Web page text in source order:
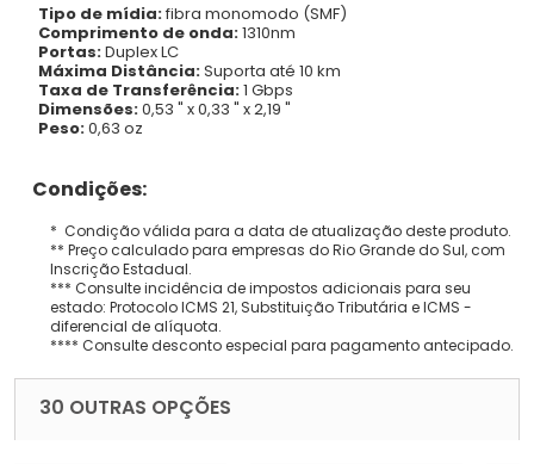
Tipo de mídia:fibra monomodo (SMF)
Comprimento de onda:1310nm
Portas:Duplex LC
Máxima Distância:Suporta até 10 km
Taxa de Transferência:1 Gbps
Dimensões:0,53 " x 0,33 " x 2,19 "
Peso:0,63 oz
Condições:
* Condição válida para a data de atualização deste produto.
** Preço calculado para empresas do Rio Grande do Sul, com
Inscrição Estadual.
*** Consulte incidência de impostos adicionais para seu
estado: Protocolo ICMS 21, Substituição Tributária e ICMS -
diferencial de alíquota.
**** Consulte desconto especial para pagamento antecipado.
30 OUTRAS OPÇÕES